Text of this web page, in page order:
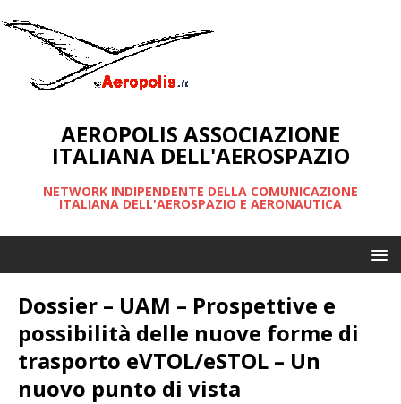
AEROPOLIS ASSOCIAZIONE
ITALIANA DELL'AEROSPAZIO
NETWORK INDIPENDENTE DELLA COMUNICAZIONE
ITALIANA DELL'AEROSPAZIO E AERONAUTICA
Dossier – UAM – Prospettive e
possibilità delle nuove forme di
trasporto eVTOL/eSTOL – Un
nuovo punto di vista